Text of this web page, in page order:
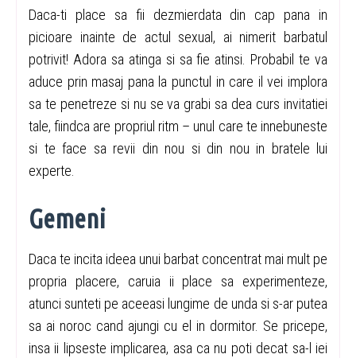
Daca-ti place sa fii dezmierdata din cap pana in
picioare inainte de actul sexual, ai nimerit barbatul
potrivit! Adora sa atinga si sa fie atinsi. Probabil te va
aduce prin masaj pana la punctul in care il vei implora
sa te penetreze si nu se va grabi sa dea curs invitatiei
tale, fiindca are propriul ritm – unul care te innebuneste
si te face sa revii din nou si din nou in bratele lui
experte.
Gemeni
Daca te incita ideea unui barbat concentrat mai mult pe
propria placere, caruia ii place sa experimenteze,
atunci sunteti pe aceeasi lungime de unda si s-ar putea
sa ai noroc cand ajungi cu el in dormitor. Se pricepe,
insa ii lipseste implicarea, asa ca nu poti decat sa-l iei